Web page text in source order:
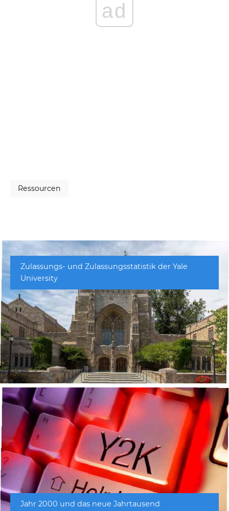
ad
Ressourcen
Zulassungs- und Zulassungsstatistik der Yale
University
Jahr 2000 und das neue Jahrtausend